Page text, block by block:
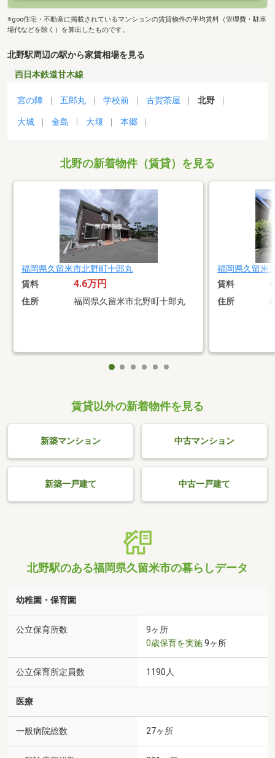
※goo住宅・不動産に掲載されているマンションの賃貸物件の平均賃料（管理費・駐車
場代などを除く）を算出したものです。
北野駅周辺の駅から家賃相場を見る
西日本鉄道甘木線
宮の陣 五郎丸 学校前 古賀茶屋 北野
大城 金島 大堰 本郷
北野の新着物件（賃貸）を見る
福岡県久留米市北野町十郎丸
賃料 4.6万円
住所 福岡県久留米市北野町十郎丸
福岡県久留米
賃料
住所
賃貸以外の新着物件を見る
新築マンション 中古マンション
新築一戸建て 中古一戸建て
北野駅のある福岡県久留米市の暮らしデータ
幼稚園・保育園
公立保育所数
9ヶ所
0歳保育を実施9ヶ所
公立保育所定員数 1190人
医療
一般病院総数 27ヶ所